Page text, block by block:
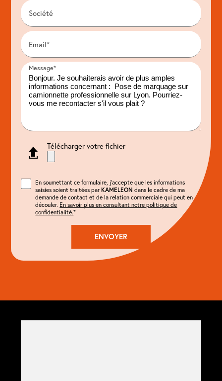
Société
Email*
Message*
Télécharger votre fichier
En soumettant ce formulaire, j'accepte que les informations
saisies soient traitées parKAMELEON dans le cadre de ma
demande de contact et de la relation commerciale qui peut en
découler. En savoir plus en consultant notre politique de
confidentialité.*